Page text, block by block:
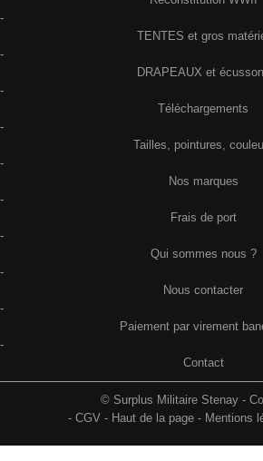
-
TENTES et gros
-
DRAPEAUX et
-
Téléchargements
-
Tailles, pointures,
-
Nos marques
-
Frais de port
-
Qui sommes nous ?
-
Nous contacter
-
Paiement par virement
-
Contact
© Surplus Militaire Stenay -
- CGV - Haut de la page - Mentions